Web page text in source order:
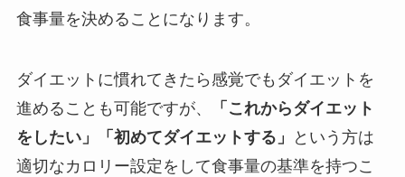
食事量を決めることになります。
ダイエットに慣れてきたら感覚でもダイエットを
進めることも可能ですが、
「これからダイエット
をしたい」「初めてダイエットする」
という方は
適切なカロリー設定をして食事量の基準を持つこ